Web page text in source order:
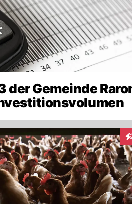
der Gemeinde